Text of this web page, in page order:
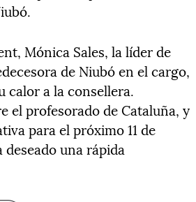
Mónica Sales, la líder de
de Niubó en el cargo,
calor a la consellera.
el profesorado de Cataluña, y
para el próximo 11 de
una rápida